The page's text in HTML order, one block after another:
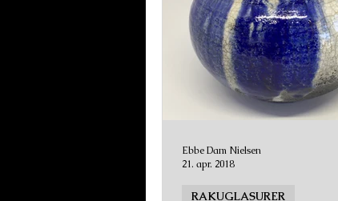
RAKUGLASURER
Ebbe Dam Nielsen
21. apr. 2018